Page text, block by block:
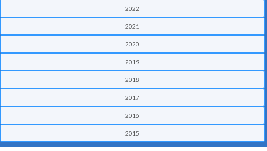
2022
2021
2020
2019
2018
2017
2016
2015